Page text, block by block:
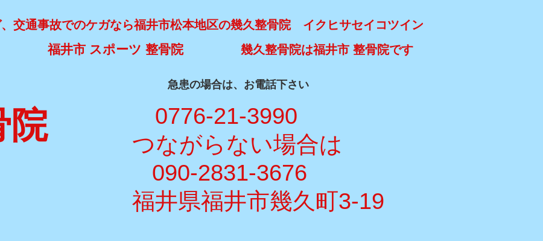
交通事故でのケガなら福井市松本地区の幾久整骨院 イクヒサセイコツイン
幾久整骨院は福井市 整骨院です
福井市 スポーツ 整骨院
​急患の場合は、お電話下さい
院
​ 0776-21-3990
​つながらない場合は
090-2831-3676
福井県福井市幾久町3-19